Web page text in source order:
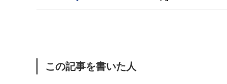
この記事を書いた人